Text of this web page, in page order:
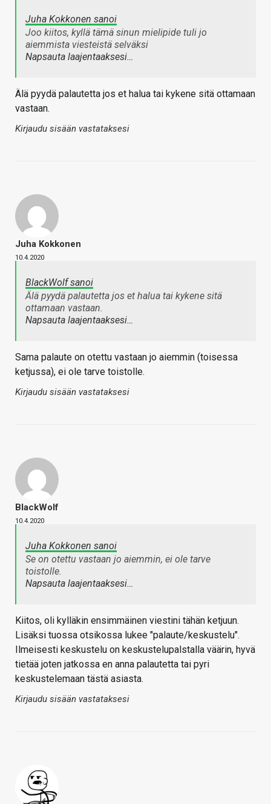
Juha Kokkonen sanoi
Joo kiitos, kyllä tämä sinun mielipide tuli jo
aiemmista viesteistä selväksi
Napsauta laajentaaksesi…
Älä pyydä palautetta jos et halua tai kykene sitä ottamaan
vastaan.
Kirjaudu sisään vastataksesi
Juha Kokkonen
10.4.2020
BlackWolf sanoi
Älä pyydä palautetta jos et halua tai kykene sitä
ottamaan vastaan.
Napsauta laajentaaksesi…
Sama palaute on otettu vastaan jo aiemmin (toisessa
ketjussa), ei ole tarve toistolle.
Kirjaudu sisään vastataksesi
BlackWolf
10.4.2020
Juha Kokkonen sanoi
Se on otettu vastaan jo aiemmin, ei ole tarve
toistolle.
Napsauta laajentaaksesi…
Kiitos, oli kylläkin ensimmäinen viestini tähän ketjuun.
Lisäksi tuossa otsikossa lukee "palaute/keskustelu".
Ilmeisesti keskustelu on keskustelupalstalla väärin, hyvä
tietää joten jatkossa en anna palautetta tai pyri
keskustelemaan tästä asiasta.
Kirjaudu sisään vastataksesi